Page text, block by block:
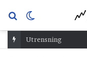
Sök
efterskin
Utrensning